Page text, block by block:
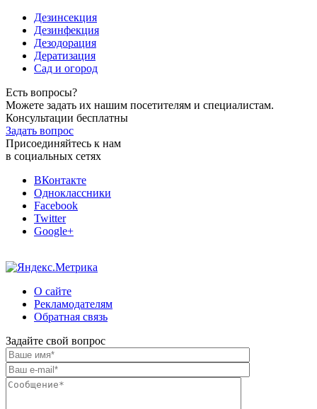
Дезинсекция
Дезинфекция
Дезодорация
Дератизация
Сад и огород
Есть вопросы?
Можете задать их нашим посетителям и специалистам.
Консультации бесплатны
Задать вопрос
Присоединяйтесь к нам
в социальных сетях
ВКонтакте
Одноклассники
Facebook
Twitter
Google+
О сайте
Рекламодателям
Обратная связь
Задайте свой вопрос